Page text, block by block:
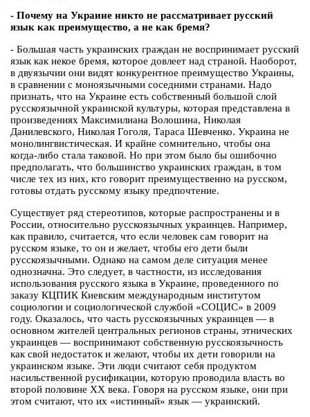
- Почему на Украине никто не рассматривает русский
язык как преимущество, а не как бремя?
- Большая часть украинских граждан не воспринимает русский
язык как некое бремя, которое довлеет над страной. Наоборот,
в двуязычии они видят конкурентное преимущество Украины,
в сравнении с моноязычными соседними странами. Надо
признать, что на Украине есть собственный большой слой
русскоязычной украинской культуры, которая представлена в
произведениях Максимилиана Волошина, Николая
Данилевского, Николая Гоголя, Тараса Шевченко. Украина не
монолингвистическая. И крайне сомнительно, чтобы она
когда-либо стала таковой. Но при этом было бы ошибочно
предполагать, что большинство украинских граждан, в том
числе тех из них, кто говорит преимущественно на русском,
готовы отдать русскому языку предпочтение.
Существует ряд стереотипов, которые распространены и в
России, относительно русскоязычных украинцев. Например,
как правило, считается, что если человек сам говорит на
русском языке, то он и желает, чтобы его дети были
русскоязычными. Однако на самом деле ситуация менее
однозначна. Это следует, в частности, из исследования
использования русского языка в Украине, проведенного по
заказу КЦПИК Киевским международным институтом
социологии и социологической службой «СОЦИС» в 2009
году. Оказалось, что часть русскоязычных украинцев — в
основном жителей центральных регионов страны, этнических
украинцев — воспринимают собственную русскоязычность
как свой недостаток и желают, чтобы их дети говорили на
украинском языке. Эти люди считают себя продуктом
насильственной русификации, которую проводила власть во
второй половине ХХ века. Говоря на русском языке, они при
этом считают, что их «истинный» язык — украинский.